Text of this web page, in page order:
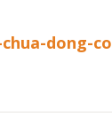
dong-co